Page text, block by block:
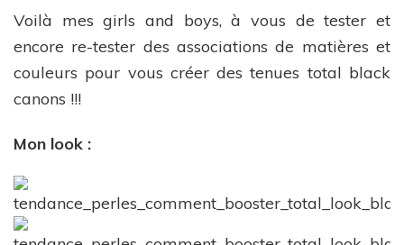
Voilà mes girls and boys, à vous de tester et
encore re-tester des associations de matières et
couleurs pour vous créer des tenues total black
canons !!!
Mon look :